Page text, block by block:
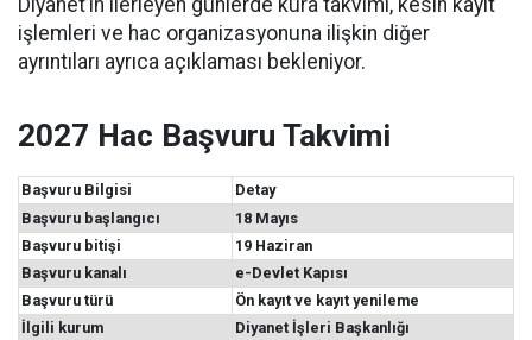
Diyanet’in ilerleyen günlerde kura takvimi, kesin kayıt
işlemleri ve hac organizasyonuna ilişkin diğer
ayrıntıları ayrıca açıklaması bekleniyor.
2027 Hac Başvuru Takvimi
Başvuru Bilgisi
Detay
Başvuru başlangıcı
18 Mayıs
Başvuru bitişi
19 Haziran
Başvuru kanalı
e-Devlet Kapısı
Başvuru türü
Ön kayıt ve kayıt yenileme
İlgili kurum
Diyanet İşleri Başkanlığı